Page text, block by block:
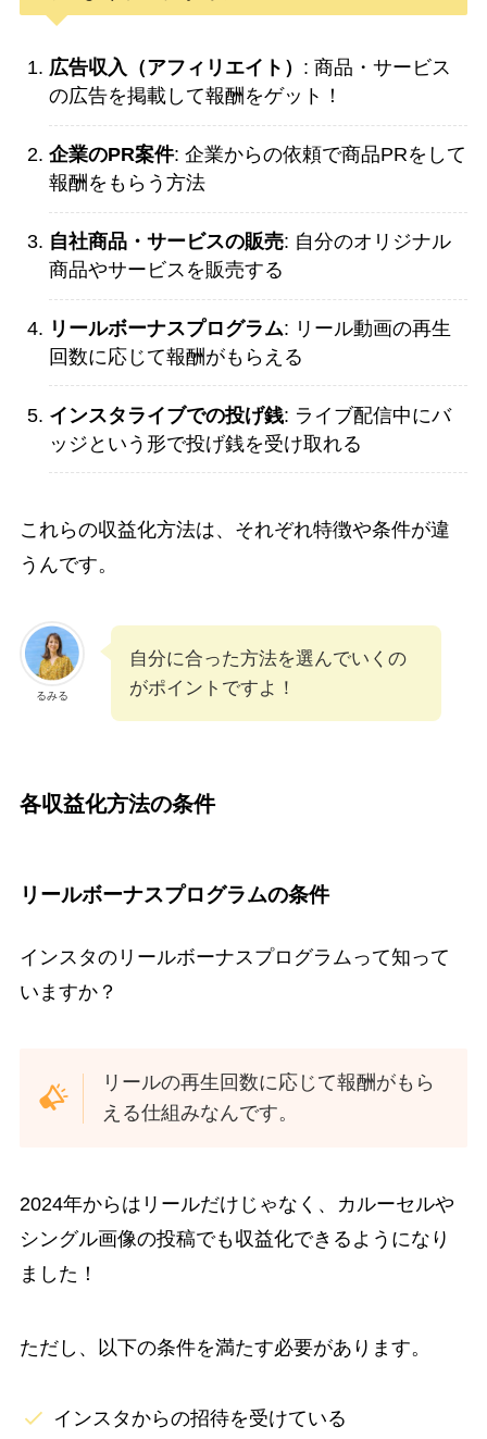
広告収入（アフィリエイト） : 商品・サービス
の広告を掲載して報酬をゲット！
企業のPR案件: 企業からの依頼で商品PRをして
報酬をもらう方法
自社商品・サービスの販売: 自分のオリジナル
商品やサービスを販売する
リールボーナスプログラム: リール動画の再生
回数に応じて報酬がもらえる
インスタライブでの投げ銭: ライブ配信中にバ
ッジという形で投げ銭を受け取れる
これらの収益化方法は、それぞれ特徴や条件が違
うんです。
るみる
自分に合った方法を選んでいくの
がポイントですよ！
各収益化方法の条件
リールボーナスプログラムの条件
インスタのリールボーナスプログラムって知って
いますか？
リールの再生回数に応じて報酬がもら
える仕組みなんです。
2024年からはリールだけじゃなく、カルーセルや
シングル画像の投稿でも収益化できるようになり
ました！
ただし、以下の条件を満たす必要があります。
インスタからの招待を受けている